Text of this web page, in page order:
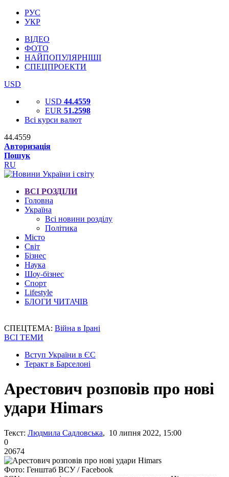
РУС
УКР
ВІДЕО
ФОТО
НАЙПОПУЛЯРНІШІ
СПЕЦПРОЕКТИ
USD
USD 44.4559
EUR 51.2598
Всі курси валют
44.4559
Авторизація
Пошук
RU
ВСІ РОЗДІЛИ
Головна
Україна
Всі новини розділу
Політика
Місто
Світ
Бізнес
Наука
Шоу-бізнес
Спорт
Lifestyle
БЛОГИ ЧИТАЧІВ
СПЕЦТЕМА: Війна в Ірані
ВСІ ТЕМИ
Вступ України в ЄС
Теракт в Барселоні
Арестович розповів про нові
удари Himars
Текст: Людмила Садловська, 10 липня 2022, 15:00
0
20674
Фото: Генштаб ВСУ / Facebook